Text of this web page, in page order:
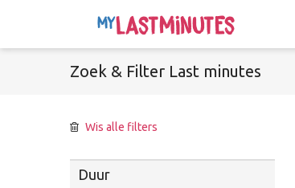
Zoek & Filter Last minutes
Wis alle filters
Duur